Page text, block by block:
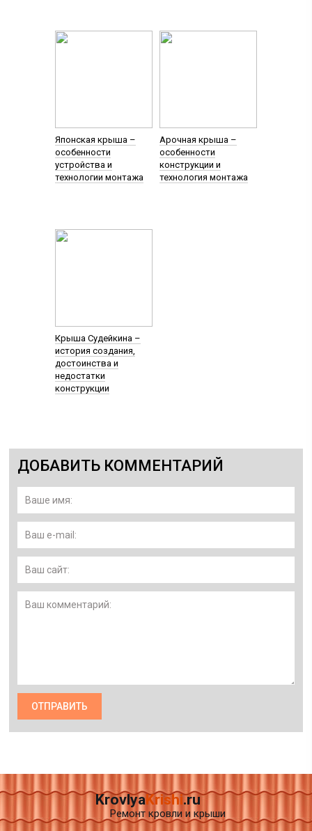
Японская крыша –
особенности
устройства и
технологии монтажа
Арочная крыша –
особенности
конструкции и
технология монтажа
Крыша Судейкина –
история создания,
достоинства и
недостатки
конструкции
ДОБАВИТЬ КОММЕНТАРИЙ
KrovlyaKrishi.ru
Ремонт кровли и крыши